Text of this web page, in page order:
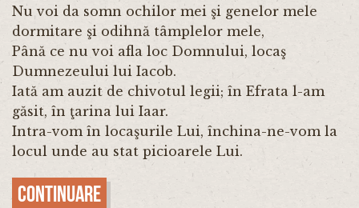
Nu voi da somn ochilor mei şi genelor mele
dormitare şi odihnă tâmplelor mele,
Până ce nu voi afla loc Domnului, locaş
Dumnezeului lui Iacob.
Iată am auzit de chivotul legii; în Efrata l-am
găsit, în ţarina lui Iaar.
Intra-vom în locaşurile Lui, închina-ne-vom la
locul unde au stat picioarele Lui.
Continuare